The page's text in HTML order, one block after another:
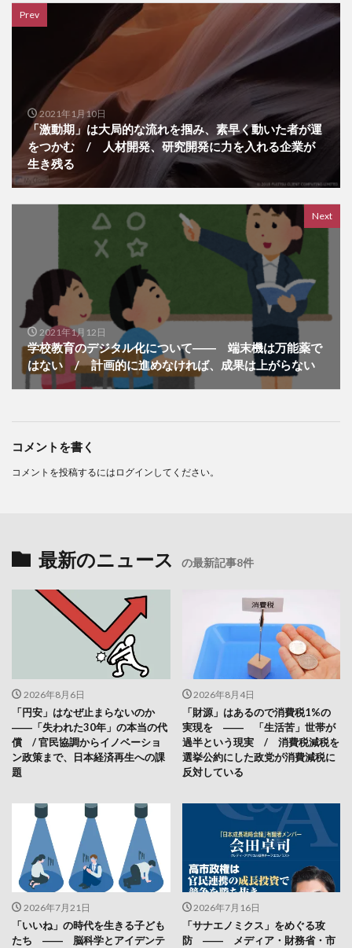
Prev
2021年1月10日
「激動期」は大局的な流れを掴み、素早く動いた者が運
をつかむ / 人材開発、研究開発に力を入れる企業が
生き残る
Next
2021年1月12日
学校教育のデジタル化について―― 端末機は万能薬で
はない / 計画的に進めなければ、成果は上がらない
コメントを書く
コメントを投稿するには ログイン してください。
最新のニュース の最新記事8件
2026年8月6日
「円安」はなぜ止まらないのか
――「失われた30年」の本当の代
償 / 官民協調からイノベーショ
ン政策まで、日本経済再生への課
題
2026年8月4日
「財源」はあるので消費税1%の
実現を ―― 「生活苦」世帯が
過半という現実 / 消費税減税を
選挙公約にした政党が消費減税に
反対している
2026年7月21日
「いいね」の時代を生きる子ども
たち ―― 脳科学とアイデンテ
2026年7月16日
「サナエノミクス」をめぐる攻
防 ―― メディア・財務省・市